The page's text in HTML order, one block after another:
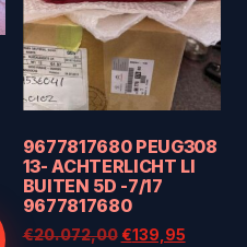
9677817680 PEUG308
13- ACHTERLICHT LI
BUITEN 5D -7/17
9677817680
€20.072,00 Oorspronkelijke
€139,95Huidige